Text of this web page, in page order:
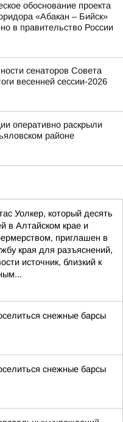
обоснование проекта
«Абакан – Бийск»
в правительство России
сенаторов Совета
весенней сессии-2026
оперативно раскрыли
районе
Уолкер, который десять
в Алтайском крае и
приглашен в
края для разъяснений,
источник, близкий к
снежные барсы
снежные барсы